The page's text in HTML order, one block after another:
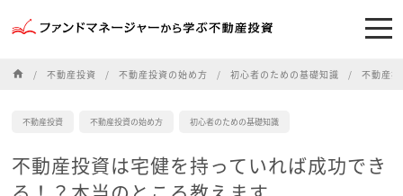
home 不動産投資 不動産投資の始め方 初心者のための基礎知識 不動産
不動産投資 不動産投資の始め方 初心者のための基礎知識
不動産投資は宅健を持っていれば成功でき